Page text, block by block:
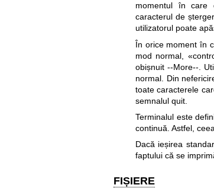
momentul în care
caracterul de
utilizatorul poate
În orice moment în
mod normal,
obișnuit --More--.
normal. Din
toate caracterele
semnalul quit.
Terminalul este
continuă. Astfel,
Dacă ieșirea
faptului că se
FIȘIERE